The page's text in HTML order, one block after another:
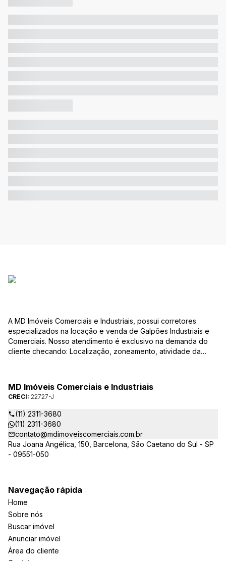
A MD Imóveis Comerciais e Industriais, possui corretores
especializados na locação e venda de Galpões Industriais e
Comerciais. Nosso atendimento é exclusivo na demanda do
cliente checando: Localização, zoneamento, atividade da
atender de verdade a sua necessidade!
MD Imóveis Comerciais e Industriais
CRECI: 22727-J
(11) 2311-3680
(11) 2311-3680
contato@mdimoveiscomerciais.com.br
Rua Joana Angélica, 150, Barcelona, São Caetano do Sul - SP
- 09551-050
Navegação rápida
Home
Sobre nós
Buscar imóvel
Anunciar imóvel
Área do cliente